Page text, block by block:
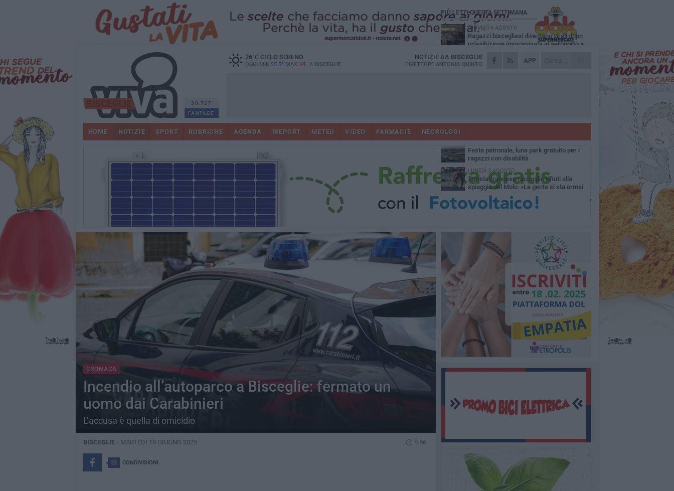
30.727
FANPAGE
26°CCIELO SERENO
OGGI MIN 25.5° MAX 34° A BISCEGLIE
APP
NOTIZIE DA BISCEGLIE
DIRETTORE ANTONIO QUINTO
HOME NOTIZIE SPORT RUBRICHE AGENDA IREPORT METEO VIDEO FARMACIE NECROLOGI
CRONACA
Incendio all’autoparco a Bisceglie: fermato un
uomo dai Carabinieri
L’accusa è quella di omicidio
BISCEGLIE - MARTEDÌ 10 GIUGNO 2025 8.56
22 CONDIVISIONI
PIÙ LETTI QUESTA SETTIMANA
GIOVEDÌ 6 AGOSTO
Ragazzi biscegliesi diventano virali dopo
un'esibizione improvvisata in aeroporto a
MARTEDÌ 4 AGOSTO
Emergenza caldo, il Comune di Bisceglie
Due auto incendiate nella notte in via Dieta
MERCOLEDÌ 5 AGOSTO
Festa patronale, luna park gratuito per i
ragazzi con disabilità
LUNEDÌ 3 AGOSTO
Turista francese raccoglie rifiuti alla
spiaggia del Molo: «La gente si sta ormai